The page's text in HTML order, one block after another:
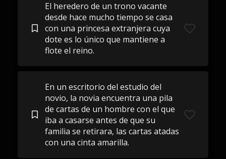
El heredero de un trono vacante
desde hace mucho tiempo se casa
con una princesa extranjera cuya
dote es lo único que mantiene a
flote el reino.
En un escritorio del estudio del
novio, la novia encuentra una pila
de cartas de un hombre con el que
iba a casarse antes de que su
familia se retirara, las cartas atadas
con una cinta amarilla.